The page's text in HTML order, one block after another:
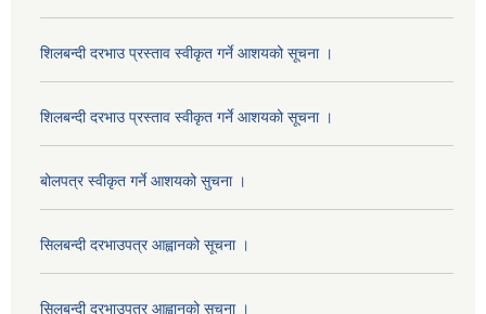
शिलबन्दी दरभाउ प्रस्ताव स्वीकृत गर्ने आशयको सूचना ।
शिलबन्दी दरभाउ प्रस्ताव स्वीकृत गर्ने आशयको सूचना ।
बोलपत्र स्वीकृत गर्ने आशयको सुचना ।
सिलबन्दी दरभाउपत्र आह्वानको सूचना ।
सिलबन्दी दरभाउपत्र आह्वानको सूचना ।